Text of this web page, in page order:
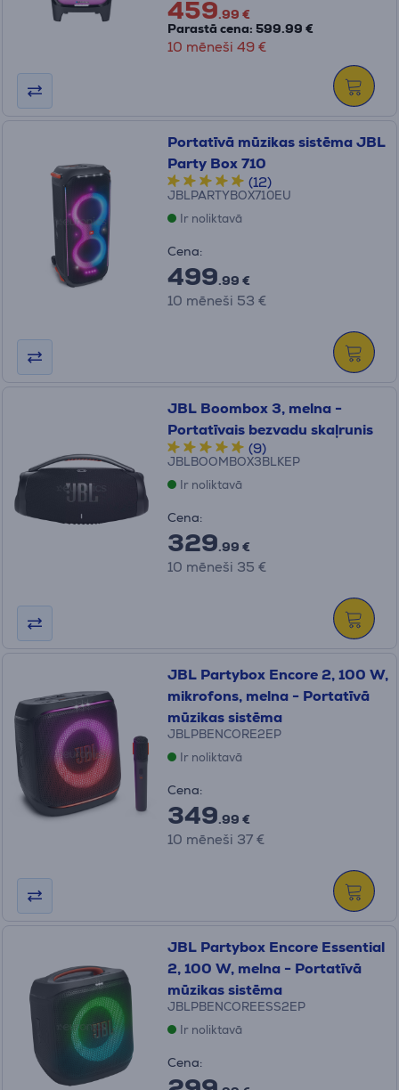
459.99 €
Parastā cena: 599.99 €
10 mēneši 49 €
Portatīvā mūzikas sistēma JBL
Party Box 710
(12)
JBLPARTYBOX710EU
Ir noliktavā
Cena:
499.99 €
10 mēneši 53 €
JBL Boombox 3, melna -
Portatīvais bezvadu skaļrunis
(9)
JBLBOOMBOX3BLKEP
Ir noliktavā
Cena:
329.99 €
10 mēneši 35 €
JBL Partybox Encore 2, 100 W,
mikrofons, melna - Portatīvā
mūzikas sistēma
JBLPBENCORE2EP
Ir noliktavā
Cena:
349.99 €
10 mēneši 37 €
JBL Partybox Encore Essential
2, 100 W, melna - Portatīvā
mūzikas sistēma
JBLPBENCOREESS2EP
Ir noliktavā
Cena: